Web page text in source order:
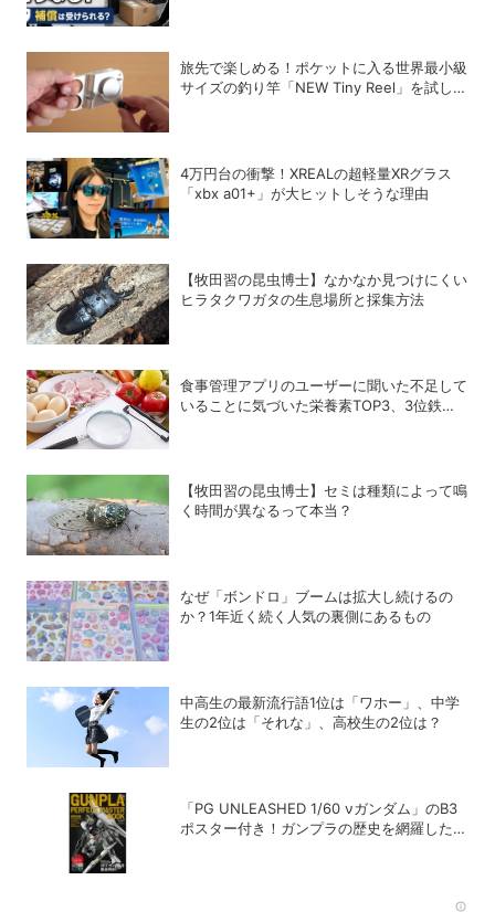
旅先で楽しめる！ポケットに入る世界最小級
サイズの釣り竿「NEW Tiny Reel」を試して
4万円台の衝撃！XREALの超軽量XRグラス
「xbx a01+」が大ヒットしそうな理由
【牧田習の昆虫博士】なかなか見つけにくい
ヒラタクワガタの生息場所と採集方法
食事管理アプリのユーザーに聞いた不足して
いることに気づいた栄養素TOP3、3位鉄、2
【牧田習の昆虫博士】セミは種類によって鳴
く時間が異なるって本当？
なぜ「ボンドロ」ブームは拡大し続けるの
か？1年近く続く人気の裏側にあるもの
中高生の最新流行語1位は「ワホー」、中学
生の2位は「それな」、高校生の2位は？
「PG UNLEASHED 1/60 νガンダム」のB3
ポスター付き！ガンプラの歴史を網羅した超